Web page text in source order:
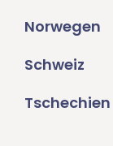
Norwegen
Schweiz
Tschechien